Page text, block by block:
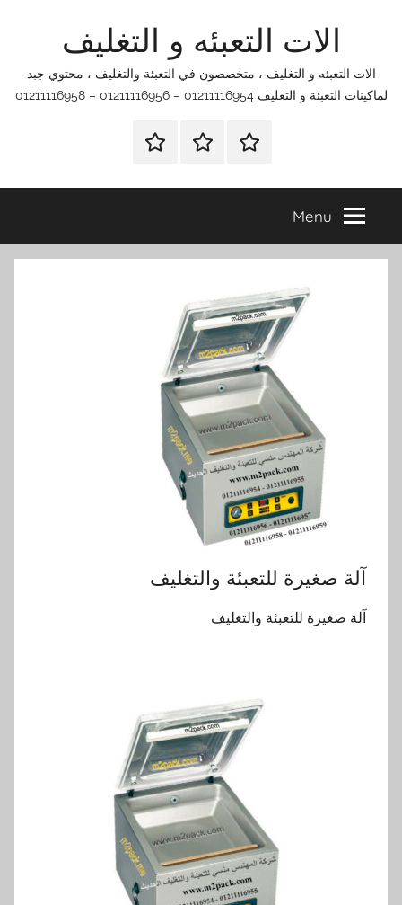
الات التعبئه و التغليف
الات التعبئه و التغليف ، متخصصون في التعبئة والتغليف ، محتوي جبد
لماكينات التعبئة و التغليف 01211116954 – 01211116956 – 01211116958
الرئيسيةاتصل
اتـصـل
في
التي
Menu
آلة صغيرة للتعبئة والتغليف
آلة صغيرة للتعبئة والتغليف